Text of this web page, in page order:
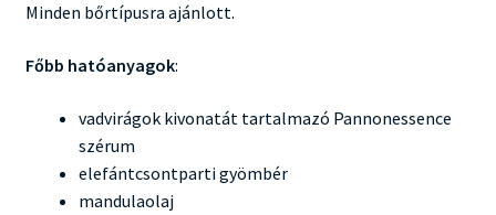
Minden bőrtípusra ajánlott.
Főbb hatóanyagok:
vadvirágok kivonatát tartalmazó Pannonessence
szérum
elefántcsontparti gyömbér
mandulaolaj